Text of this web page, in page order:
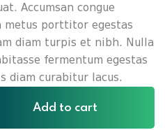
Accumsan congue
metus porttitor egestas
diam turpis et nibh. Nulla
fermentum egestas
diam curabitur lacus.
Add to cart